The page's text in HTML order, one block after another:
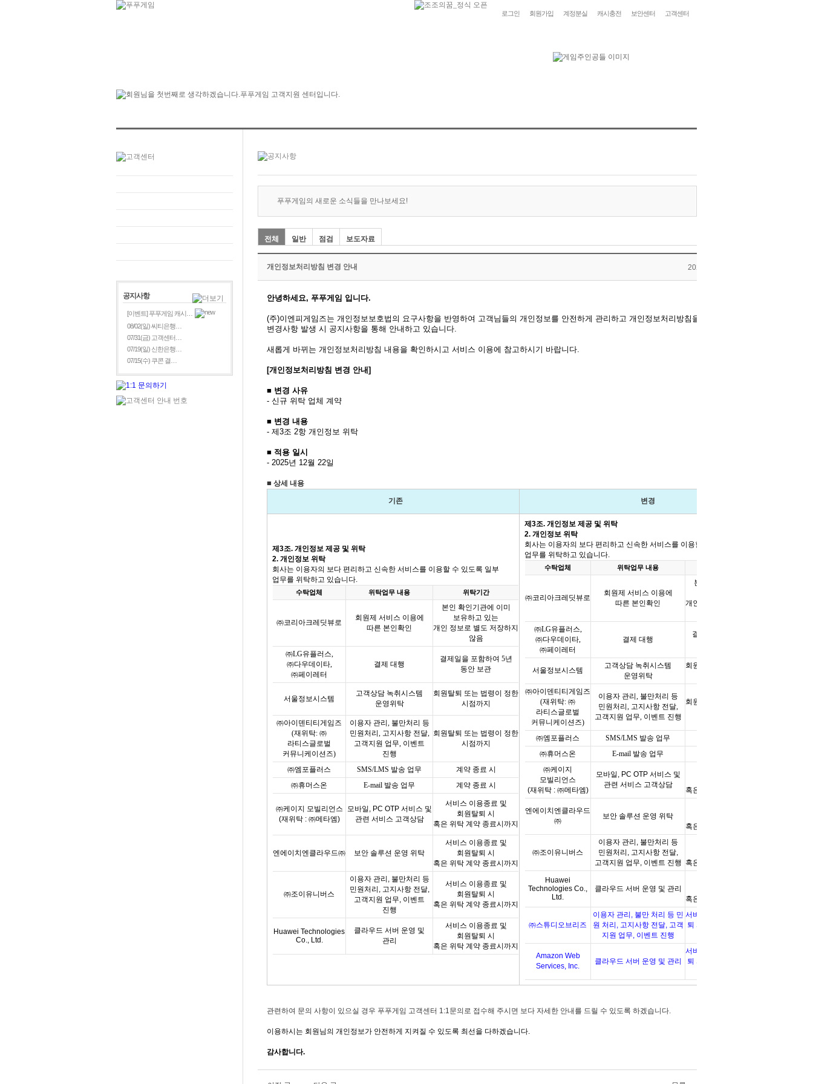
로그인 회원가입 계정분실 캐시충전 보안센터 고객센터
공지사항
[이벤트] 푸푸게임 캐시…
08/02(일) 씨티은행…
07/31(금) 고객센터…
07/19(일) 신한은행…
07/15(수) 쿠콘 결…
푸푸게임의 새로운 소식들을 만나보세요!
전체 일반 점검 보도자료
개인정보처리방침 변경 안내 2025-12-15 17:00:01
안녕하세요, 푸푸게임 입니다.
(주)이엔피게임즈는 개인정보보호법의 요구사항을 반영하여 고객님들의 개인정보를 안전하게 관리하고 개인정보처리방침을 공개하고 있으며,
변경사항 발생 시 공지사항을 통해 안내하고 있습니다.
새롭게 바뀌는 개인정보처리방침 내용을 확인하시고 서비스 이용에 참고하시기 바랍니다.
[개인정보처리방침 변경 안내]
■ 변경 사유
- 신규 위탁 업체 계약
■ 변경 내용
- 제3조 2항 개인정보 위탁
■ 적용 일시
- 2025년 12월 22일
■ 상세 내용
기존 변경
제 3조. 개인정보 제공 및 위탁
2. 개인정보 위탁
회사는 이용자의 보다 편리하고 신속한 서비스를 이용할 수 있도록 일부
업무를 위탁하고 있습니다.
수탁업체 위탁업무 내용 위탁기간
㈜코리아크레딧뷰로
회원제 서비스 이용에
따른 본인확인
본인 확인기관에 이미
보유하고 있는
개인 정보로 별도 저장하지
않음
㈜LG유플러스,
㈜다우데이타,
㈜페이레터
결제 대행
결제일을 포함하여 5년
동안 보관
서울정보시스템
고객상담 녹취시스템
운영위탁
회원탈퇴 또는 법령이 정한
시점까지
㈜아이덴티티게임즈
(재위탁:㈜
라티스글로벌
커뮤니케이션즈)
이용자 관리 , 불만처리 등
민원처리 , 고지사항 전달,
고객지원 업무, 이벤트
진행
회원탈퇴 또는 법령이 정한
시점까지
㈜엠포플러스 SMS/LMS 발송 업무
계약 종료 시
㈜휴머스온
E-mail 발송 업무 계약 종료 시
㈜케이지 모빌리언스
(재위탁: ㈜메타엠)
모바일 , PC OTP 서비스 및
관련 서비스 고객상담
서비스 이용종료 및
회원탈퇴 시
혹은 위탁 계약 종료시까지
엔에이치엔클라우드㈜ 보안 솔루션 운영 위탁
서비스 이용종료 및
회원탈퇴 시
혹은 위탁 계약 종료시까지
㈜조이유니버스
이용자 관리 , 불만처리 등
민원처리 , 고지사항 전달,
고객지원 업무, 이벤트
진행
서비스 이용종료 및
회원탈퇴 시
혹은 위탁 계약 종료시까지
Huawei Technologies
Co., Ltd.
클라우드 서버 운영 및
관리
서비스 이용종료 및
회원탈퇴 시
혹은 위탁 계약 종료시까지
제 3조. 개인정보 제공 및 위탁
2. 개인정보 위탁
회사는 이용자의 보다 편리하고 신속한 서비스를 이용할 수 있도록 일부
업무를 위탁하고 있습니다.
수탁업체 위탁업무 내용
㈜코리아크레딧뷰로
회원제 서비스 이용에
따른 본인확인
본인 확인기관에 이미
개인 정보로 별도 저장하지
㈜LG유플러스,
㈜다우데이타,
㈜페이레터
결제 대행
결제일을 포함하여
서울정보시스템
고객상담 녹취시스템
운영위탁
회원탈퇴 또는 법령이 정한
㈜아이덴티티게임즈
(재위탁:㈜
라티스글로벌
커뮤니케이션즈)
이용자 관리 , 불만처리 등
민원처리 , 고지사항 전달,
고객지원 업무, 이벤트 진행
회원탈퇴 또는 법령이 정한
㈜엠포플러스 SMS/LMS 발송 업무
㈜휴머스온
E-mail 발송 업무
㈜케이지
모빌리언스
(재위탁: ㈜메타엠)
모바일 , PC OTP 서비스 및
관련 서비스 고객상담
혹은 위탁 계약 종료시까지
엔에이치엔클라우드
㈜
보안 솔루션 운영 위탁
혹은 위탁 계약 종료시까지
㈜조이유니버스
이용자 관리 , 불만처리 등
민원처리 , 고지사항 전달,
고객지원 업무, 이벤트 진행 혹은 위탁 계약 종료시까지
Huawei
Technologies Co.,
Ltd.
클라우드 서버 운영 및 관리
혹은 위탁 계약 종료시까지
㈜스튜디오브리즈
이용자 관리, 불만 처리 등 민
원 처리, 고지사항 전달, 고객
지원 업무, 이벤트 진행
서비스 이용종료 및 회원탈
퇴 시 혹은 위탁 계약 종료
Amazon Web
Services, Inc.
클라우드 서버 운영 및 관리
서비스 이용종료 및 회원탈
퇴 시 혹은 위탁 계약 종료
관련하여 문의 사항이 있으실 경우 푸푸게임 고객센터 1:1문의로 접수해 주시면 보다 자세한 안내를 드릴 수 있도록 하겠습니다.
이용하시는 회원님의 개인정보가 안전하게 지켜질 수 있도록 최선을 다하겠습니다.
감사합니다.